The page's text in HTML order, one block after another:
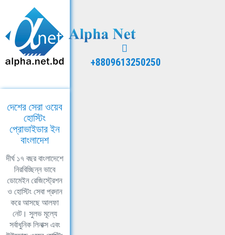
+8809613250250
দেশের সেরা ওয়েব
হোস্টিং
প্রোভাইডার ইন
বাংলাদেশ
দীর্ঘ ১৭ বছর বাংলাদেশে
নিরবিচ্ছিন্ন ভাবে
ডোমেইন রেজিস্ট্রেশন
ও হোস্টিং সেবা প্রদান
করে আসছে আলফা
নেট। সুলভ মূল্যে
সর্বাধুনিক লিনাক্স এবং